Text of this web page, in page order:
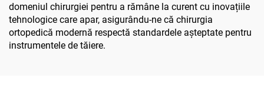
domeniul chirurgiei pentru a rămâne la curent cu inovațiile
tehnologice care apar, asigurându-ne că chirurgia
ortopedică modernă respectă standardele așteptate pentru
instrumentele de tăiere.